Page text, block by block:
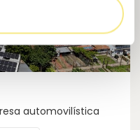
automovilística